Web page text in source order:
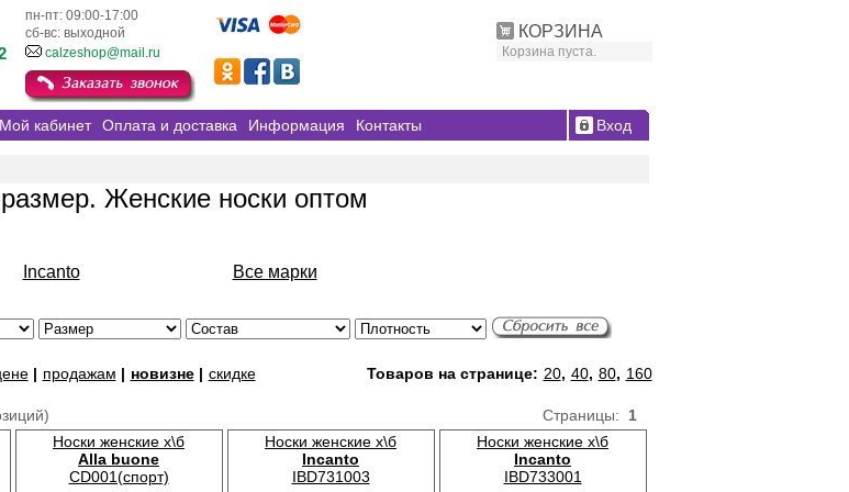
КОРЗИНА
Корзина пуста.
пн-пт: 09:00-17:00
сб-вс: выходной
calzeshop@mail.ru
Мой кабинет Оплата и доставка Информация Контакты Вход
Женские носки оптом
Incanto Все марки
| продажам | новизне| скидке Товаров на странице: 20, 40, 80, 160
Страницы: 1
Носки женские х\б
Alla buone
CD001(спорт)
Носки женские х\б
Incanto
IBD731003
Носки женские х\б
Incanto
IBD733001